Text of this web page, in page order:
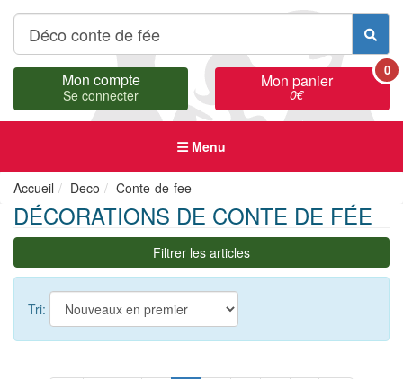
Mon compte
Se connecter
Mon panier
0€
0
Menu
Accueil Deco Conte-de-fee
DÉCORATIONS DE CONTE DE FÉE
Filtrer les articles
Tri: